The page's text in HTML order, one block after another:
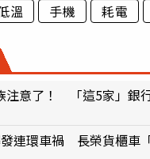
溫 手機 耗電
注意了！ 「這5家」銀
連環車禍 長榮貨櫃車